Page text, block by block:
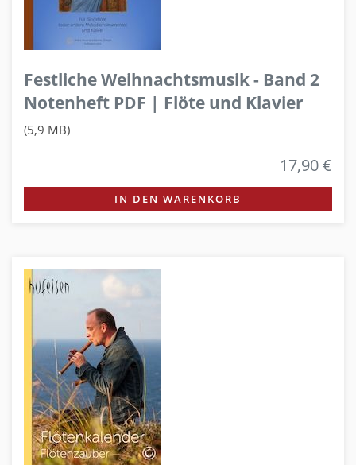
Festliche Weihnachtsmusik - Band 2
Notenheft PDF | Flöte und Klavier
(5,9 MB)
17,90 €
IN DEN WARENKORB